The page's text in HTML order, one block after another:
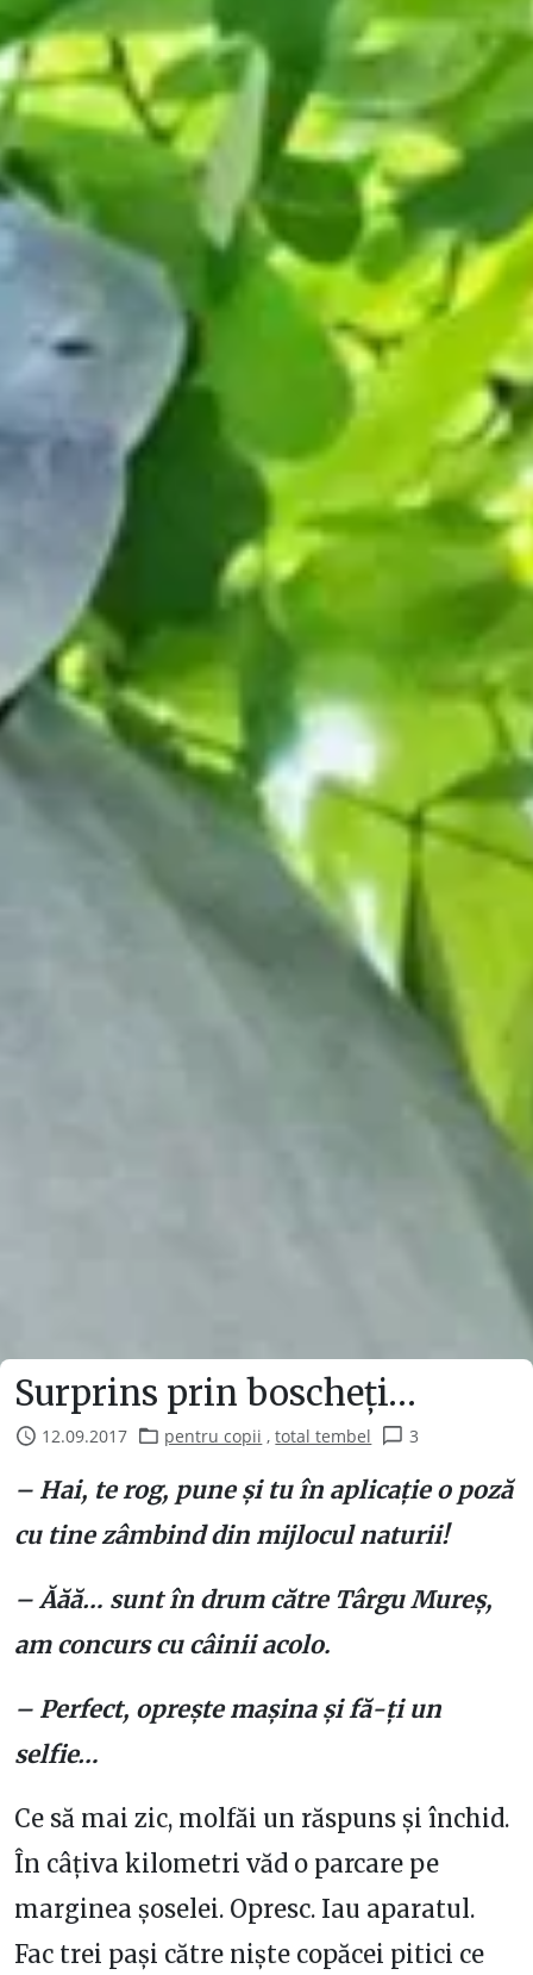
Surprins prin boscheți…
12.09.2017 pentru copii ,total tembel 3
– Hai, te rog, pune și tu în aplicație o poză
cu tine zâmbind din mijlocul naturii!
– Ăăă… sunt în drum către Târgu Mureș,
am concurs cu câinii acolo.
– Perfect, oprește mașina și fă-ți un
selfie…
Ce să mai zic, molfăi un răspuns și închid.
În câțiva kilometri văd o parcare pe
marginea șoselei. Opresc. Iau aparatul.
Fac trei pași către niște copăcei pitici ce